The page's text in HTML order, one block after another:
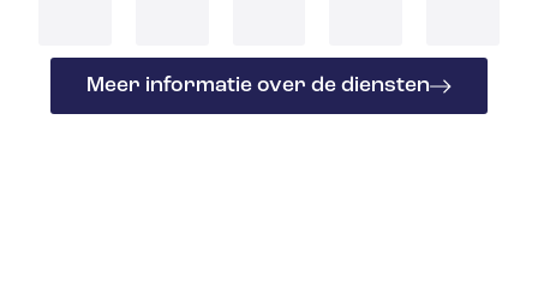
Meer informatie over de diensten